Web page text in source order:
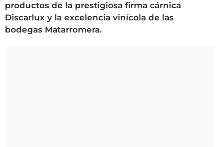
productos de la prestigiosa firma cárnica
Discarlux y la excelencia vinícola de las
bodegas Matarromera.